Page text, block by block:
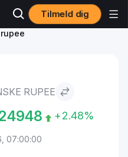
Tilmeld dig
Tensor to Srilankanske
rupee
RUPEE
+2.48%
07:00:00